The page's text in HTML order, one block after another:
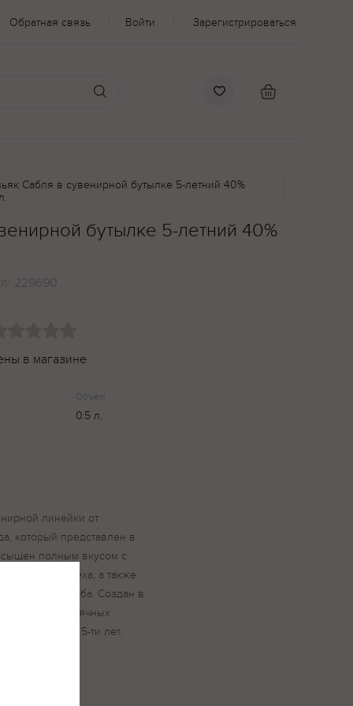
Обратная связь Войти Зарегистрироваться
Сабля в сувенирной бутылке 5-летний 40%
бутылке 5-летний 40%
229690
в магазине
Объем
0.5 л.
линейки от
который представлен в
полным вкусом с
грецкого ореха, а также
южного дуба. Создан в
из коньячных
не менее 5-ти лет.